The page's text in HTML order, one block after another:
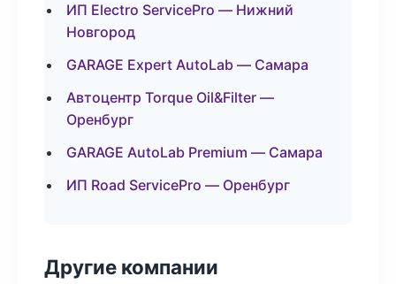
ИП Electro ServicePro — Нижний
Новгород
GARAGE Expert AutoLab — Самара
Автоцентр Torque Oil&Filter —
Оренбург
GARAGE AutoLab Premium — Самара
ИП Road ServicePro — Оренбург
Другие компании